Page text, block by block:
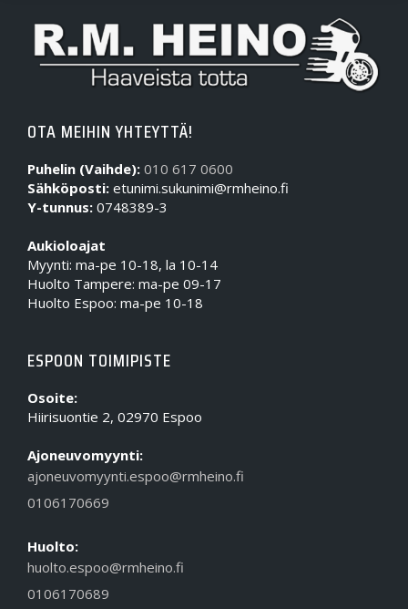
OTA MEIHIN YHTEYTTÄ!
Puhelin (Vaihde): 010 617 0600
Sähköposti: etunimi.sukunimi@rmheino.fi
Y-tunnus: 0748389-3
Aukioloajat
Myynti: ma-pe 10-18, la 10-14
Huolto Tampere: ma-pe 09-17
Huolto Espoo: ma-pe 10-18
ESPOON TOIMIPISTE
Osoite:
Hiirisuontie 2, 02970 Espoo
Ajoneuvomyynti:
ajoneuvomyynti.espoo@rmheino.fi
0106170669
Huolto:
huolto.espoo@rmheino.fi
0106170689